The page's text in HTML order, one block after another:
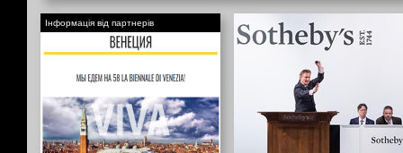
Інформація від партнерів